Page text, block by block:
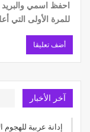
احفظ اسمي
للمرة الأولى التي
آخر الأخبار
إدانة عربية